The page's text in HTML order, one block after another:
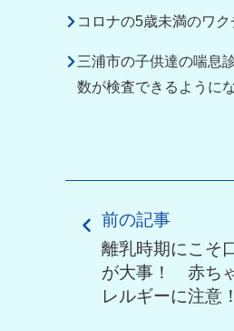
コロナの5歳未満のワ
三浦市の子供達の喘息
数が検査できるように
前の記事
離乳時期にこそ
が大事！ 赤ち
レルギーに注意！